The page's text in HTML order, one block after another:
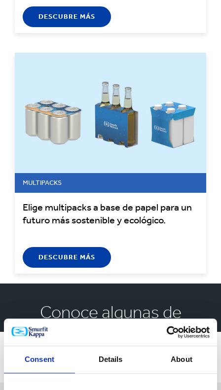
Consent Details About
DESCUBRE MÁS
MULTIPACKS
Elige multipacks a base de papel para un
futuro más sostenible y ecológico.
DESCUBRE MÁS
Conoce algunas de
nuestras soluciones para
el empaque de bebidas